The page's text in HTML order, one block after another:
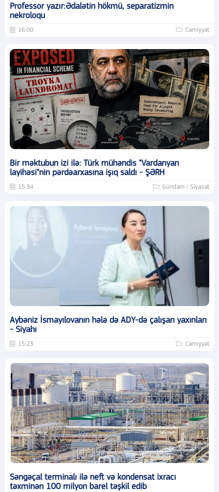
Professor yazır:Ədalətin hökmü, separatizmin
nekroloqu
16:00 Cəmiyyət
Bir məktubun izi ilə: Türk mühəndis "Vardanyan
layihəsi"nin pərdəarxasına işıq saldı - ŞƏRH
15:34 Gündəm / Siyasət
Aybəniz İsmayılovanın hələ də ADY-də çalışan yaxınları
- Siyahı
15:23 Cəmiyyət
Səngəçal terminalı ilə neft və kondensat ixracı
təxminən 100 milyon barel təşkil edib